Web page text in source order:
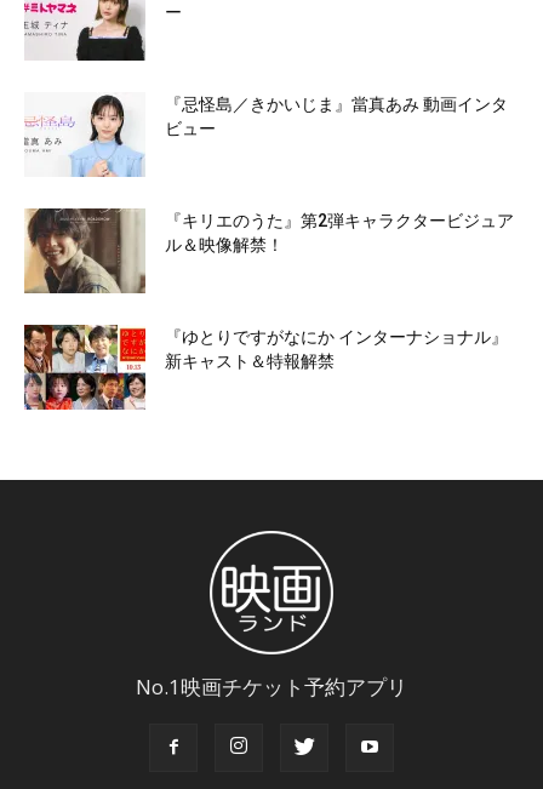
ー
『忌怪島／きかいじま』當真あみ 動画インタ
ビュー
『キリエのうた』第2弾キャラクタービジュア
ル＆映像解禁！
『ゆとりですがなにか インターナショナル』
新キャスト＆特報解禁
No.1映画チケット予約アプリ